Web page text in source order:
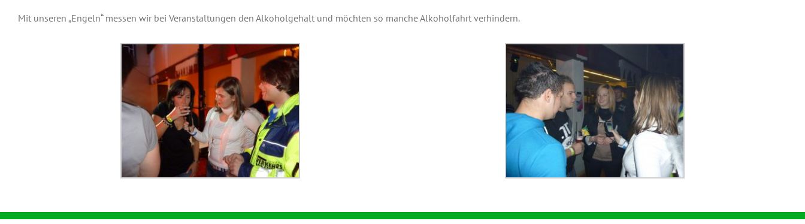
Mit unseren „Engeln“ messen wir bei Veranstaltungen den Alkoholgehalt und möchten so manche Alkoholfahrt verhindern.